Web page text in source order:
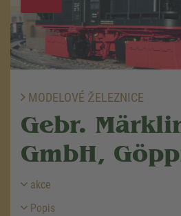
MODELOVÉ ŽELEZNICE
Gebr.
GmbH,
akce
Popis